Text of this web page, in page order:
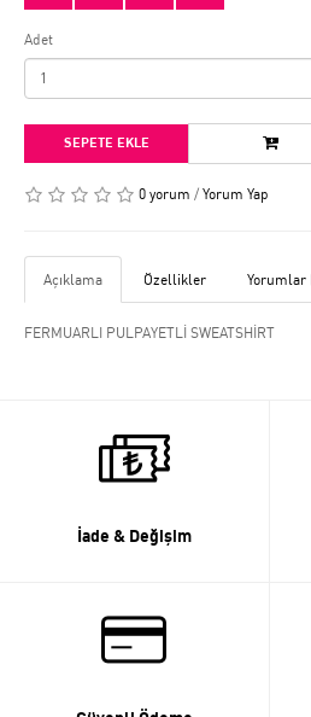
Adet
SEPETE EKLE
0 yorum / Yorum Yap
Açıklama Özellikler Yorumlar
FERMUARLI PULPAYETLİ SWEATSHİRT
İade & Değişim